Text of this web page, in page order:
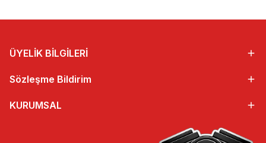
ÜYELİK BİLGİLERİ
Sözleşme Bildirim
KURUMSAL